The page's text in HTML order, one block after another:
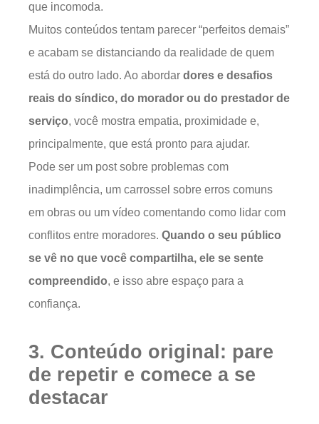
que incomoda.
Muitos conteúdos tentam parecer “perfeitos demais”
e acabam se distanciando da realidade de quem
está do outro lado. Ao abordar dores e desafios
reais do síndico, do morador ou do prestador de
serviço, você mostra empatia, proximidade e,
principalmente, que está pronto para ajudar.
Pode ser um post sobre problemas com
inadimplência, um carrossel sobre erros comuns
em obras ou um vídeo comentando como lidar com
conflitos entre moradores. Quando o seu público
se vê no que você compartilha, ele se sente
compreendido, e isso abre espaço para a
confiança.
3. Conteúdo original: pare
de repetir e comece a se
destacar